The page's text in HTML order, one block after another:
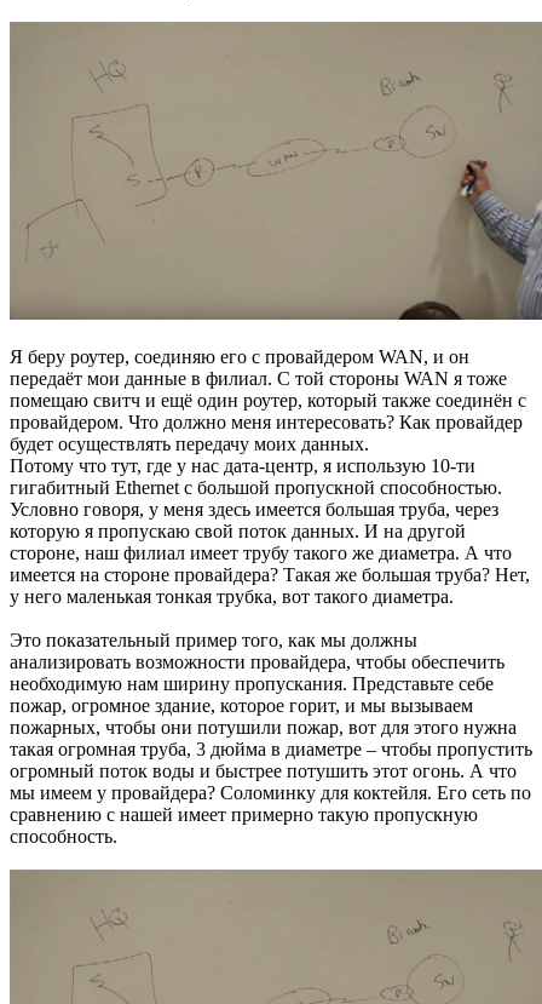
Я беру роутер, соединяю его с провайдером WAN, и он
передаёт мои данные в филиал. С той стороны WAN я тоже
помещаю свитч и ещё один роутер, который также соединён с
провайдером. Что должно меня интересовать? Как провайдер
будет осуществлять передачу моих данных.
Потому что тут, где у нас дата-центр, я использую 10-ти
гигабитный Ethernet с большой пропускной способностью.
Условно говоря, у меня здесь имеется большая труба, через
которую я пропускаю свой поток данных. И на другой
стороне, наш филиал имеет трубу такого же диаметра. А что
имеется на стороне провайдера? Такая же большая труба? Нет,
у него маленькая тонкая трубка, вот такого диаметра.
Это показательный пример того, как мы должны
анализировать возможности провайдера, чтобы обеспечить
необходимую нам ширину пропускания. Представьте себе
пожар, огромное здание, которое горит, и мы вызываем
пожарных, чтобы они потушили пожар, вот для этого нужна
такая огромная труба, 3 дюйма в диаметре – чтобы пропустить
огромный поток воды и быстрее потушить этот огонь. А что
мы имеем у провайдера? Соломинку для коктейля. Его сеть по
сравнению с нашей имеет примерно такую пропускную
способность.